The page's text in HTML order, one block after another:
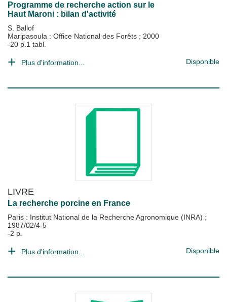
Programme de recherche action sur le
Haut Maroni : bilan d'activité
S. Ballof
Maripasoula : Office National des Forêts ; 2000
-20 p.1 tabl.
Plus d'information... Disponible
LIVRE
La recherche porcine en France
Paris : Institut National de la Recherche Agronomique (INRA) ;
1987/02/4-5
-2 p.
Plus d'information... Disponible